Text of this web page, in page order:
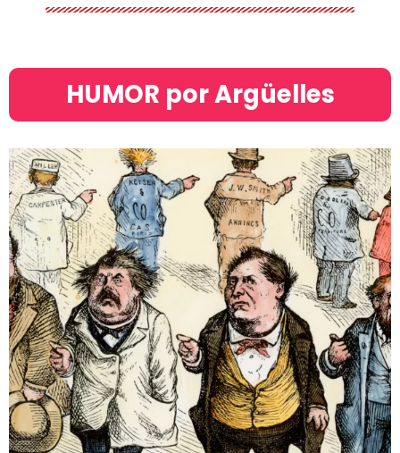
HUMOR por Argüelles​